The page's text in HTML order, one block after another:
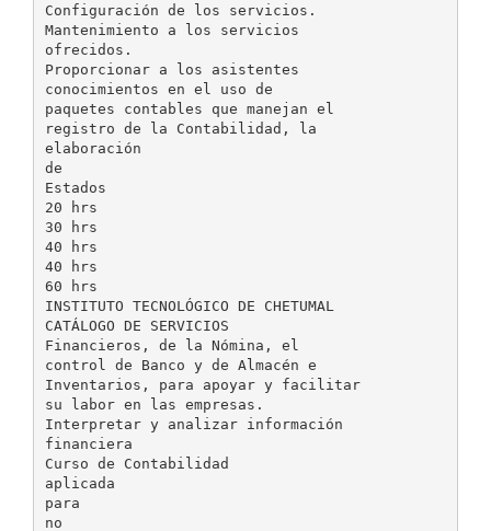
Configuración de los servicios.
Mantenimiento a los servicios
ofrecidos.
Proporcionar a los asistentes
conocimientos en el uso de
paquetes contables que manejan el
registro de la Contabilidad, la
elaboración
de
Estados
20 hrs
30 hrs
40 hrs
40 hrs
60 hrs
INSTITUTO TECNOLÓGICO DE CHETUMAL
CATÁLOGO DE SERVICIOS
Financieros, de la Nómina, el
control de Banco y de Almacén e
Inventarios, para apoyar y facilitar
su labor en las empresas.
Interpretar y analizar información
financiera
Curso de Contabilidad
aplicada
para
no